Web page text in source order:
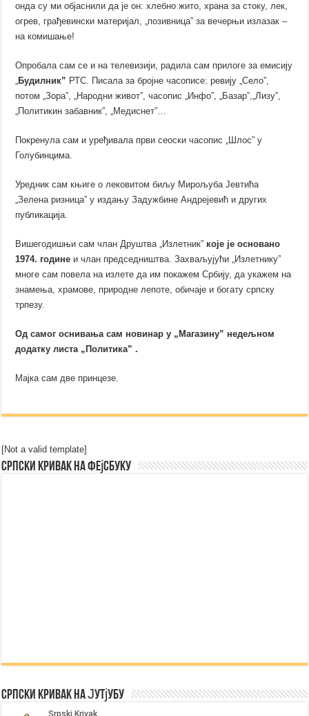
онда су ми објаснили да је он: хлебно жито, храна за стоку, лек,
огрев, грађевински материјал, „позивница” за вечерњи излазак –
на комишање!
Опробала сам се и на телевизији, радила сам прилоге за емисију
„Будилник” РТС. Писала за бројне часописе: ревију „Село”,
потом „Зора”, „Народни живот”, часопис „Инфо”, „Базар”,„Лизу”,
„Политикин забавник”, „Медиснет”…
Покренула сам и уређивала први сеоски часопис „Шлос” у
Голубинцима.
Уредник сам књиге о лековитом биљу Мирољуба Јевтића
„Зелена ризница” у издању Задужбине Андрејевић и других
публикација.
Вишегодишњи сам члан Друштва „Излетник” које је основано
1974. године и члан председништва. Захваљујући „Излетнику”
многе сам повела на излете да им покажем Србију, да укажем на
знамења, храмове, природне лепоте, обичаје и богату српску
трпезу.
Од самог оснивања сам новинар у „Магазину” недељном
додатку листа „Политика” .
Мајка сам две принцезе.
[Not a valid template]
Српски Кривак на Фејсбуку
Српски Кривак на Јутјубу